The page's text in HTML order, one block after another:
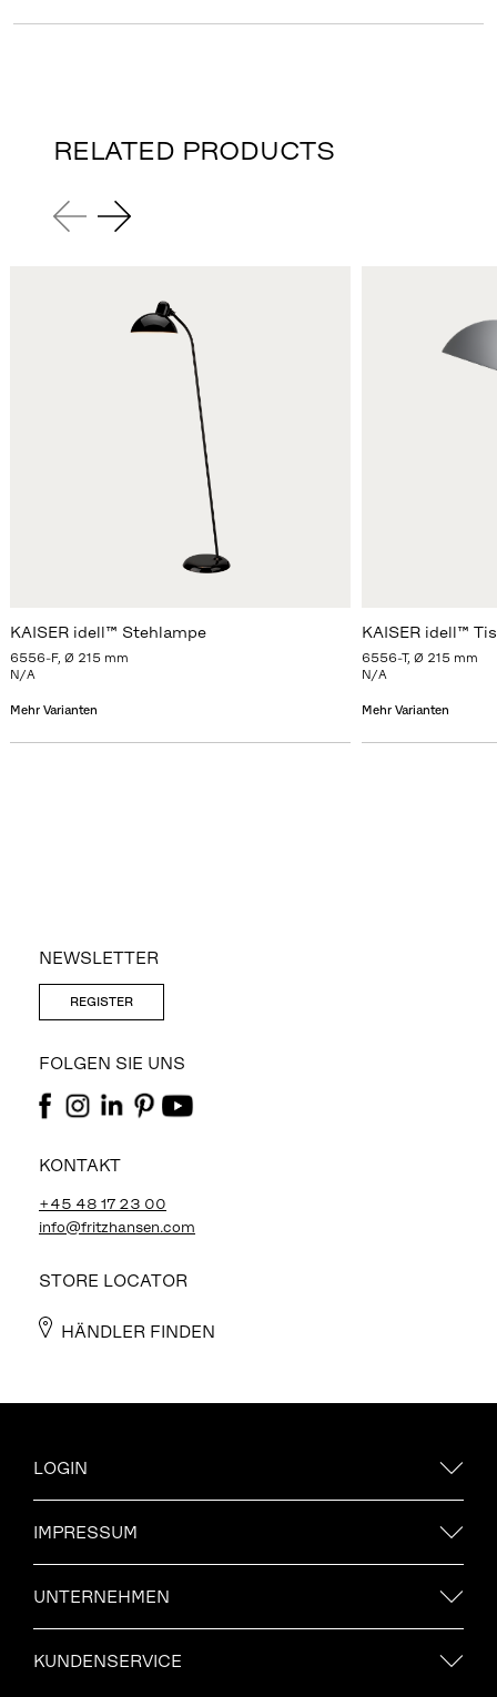
RELATED PRODUCTS
KAISER idell™ Stehlampe
6556-F, Ø 215 mm
N/A
Mehr Varianten
KAISER idell™
6556-T, Ø 215 mm
N/A
Mehr Varianten
NEWSLETTER
REGISTER
FOLGEN SIE UNS
KONTAKT
+45 48 17 23 00
info@fritzhansen.com
STORE LOCATOR
HÄNDLER FINDEN
LOGIN
IMPRESSUM
UNTERNEHMEN
KUNDENSERVICE